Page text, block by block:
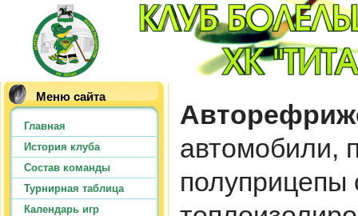
Меню сайта
Главная
История клуба
Состав команды
Турнирная таблица
Календарь игр
автомобили,
полуприцепы